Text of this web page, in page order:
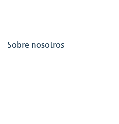
Sobre nosotros